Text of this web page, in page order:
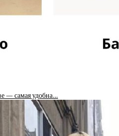
— самая удобна…